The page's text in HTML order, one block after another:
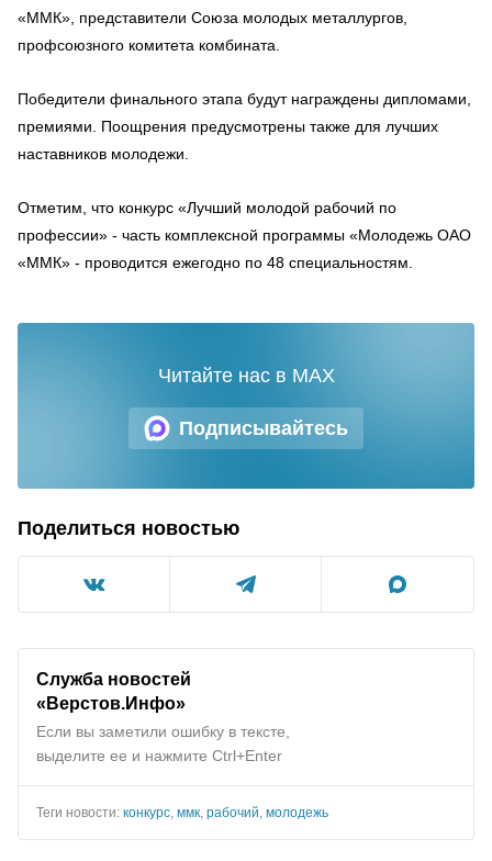
«ММК», представители Союза молодых металлургов,
профсоюзного комитета комбината.
Победители финального этапа будут награждены дипломами,
премиями. Поощрения предусмотрены также для лучших
наставников молодежи.
Отметим, что конкурс «Лучший молодой рабочий по
профессии» - часть комплексной программы «Молодежь ОАО
«ММК» - проводится ежегодно по 48 специальностям.
Подписывайтесь
Читайте нас в MAX
Поделиться новостью
Служба новостей
«Верстов.Инфо»
Если вы заметили ошибку в тексте,
выделите ее и нажмите Ctrl+Enter
Теги новости: конкурс, ммк, рабочий, молодежь